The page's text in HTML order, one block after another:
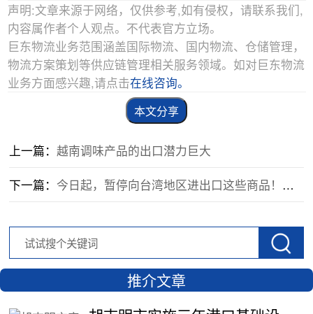
声明:文章来源于网络，仅供参考,如有侵权，请联系我们,
内容属作者个人观点。不代表官方立场。
巨东物流业务范围涵盖国际物流、国内物流、仓储管理，
物流方案策划等供应链管理相关服务领域。如对巨东物流
业务方面感兴趣,请点击在线咨询。
本文分享
上一篇：越南调味产品的出口潜力巨大
下一篇： 今日起，暂停向台湾地区进出口这些商品！暂停进口百余家台湾食品企业商品
推介文章